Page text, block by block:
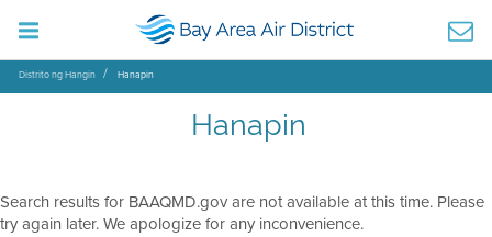
Distrito ng Hangin Hanapin
Hanapin
Search results for BAAQMD.gov are not available at this time. Please
try again later. We apologize for any inconvenience.